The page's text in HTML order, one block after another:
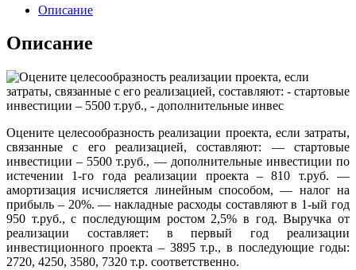
Описание
Описание
Оцените целесообразность реализации проекта, если затраты,
связанные с его реализацией, составляют: — стартовые
инвестиции – 5500 т.руб., — дополнительные инвестиции по
истечении 1-го года реализации проекта – 810 т.руб. —
амортизация исчисляется линейным способом, — налог на
прибыль – 20%. — накладные расходы составляют в 1-ый год
950 т.руб., с последующим ростом 2,5% в год. Выручка от
реализации составляет: в первый год реализации
инвестиционного проекта – 3895 т.р., в последующие годы:
2720, 4250, 3580, 7320 т.р. соответственно.